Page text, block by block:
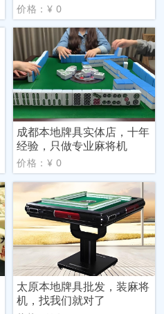
价格：¥ 0
成都本地牌具实体店，十年
经验，只做专业麻将机
价格：¥ 0
太原本地牌具批发，装麻将
机，找我们就对了